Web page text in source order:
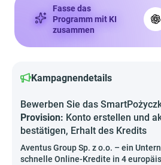
Fasse das
Programm mit KI
zusammen
Kampagnendetails
Bewerben Sie das
Provision: Konto erstellen und
bestätigen, Erhalt des Kredits
Aventus Group Sp. z o.o. – ein
schnelle Online-Kredite in 4